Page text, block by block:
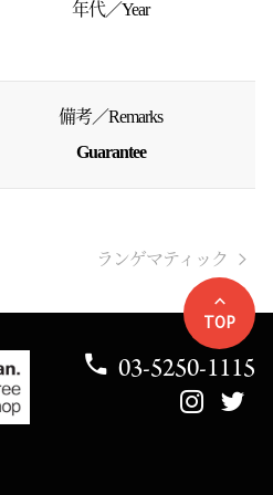
年代／Year
備考／Remarks
Guarantee
ランゲマティック
03-5250-1115
TOP